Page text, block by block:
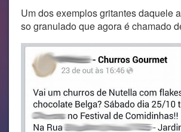
Um dos exemplos gritantes daquele
so granulado que agora é chamado